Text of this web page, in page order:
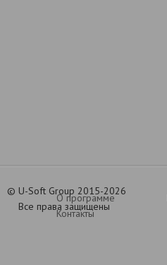
© U-Soft Group 2015-2026
Все права защищены
О программе
Контакты